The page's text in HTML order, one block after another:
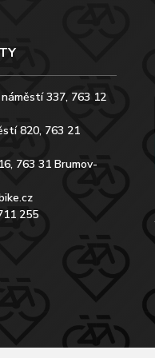
337, 763 12
820, 763 21
763 31 Brumov-
255